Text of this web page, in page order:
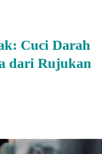
Cuci Darah
dari Rujukan